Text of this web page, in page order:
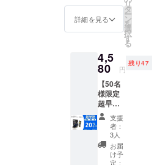
中性
シャン
プー
500ｍ
ｌ ×1
・ブラ
ンドパ
ンフ
レット
※リター
ンはす
べて
税・送
料込み
詳細を見る
リ
タ
ー
ン
を
選
択
す
る
4,5
80 円
残り47
【50名
様限定
超早割
20％OF
F】 一
般販売
予定価
格：
5,720円
支援
者：
3人
お届
け予
定：